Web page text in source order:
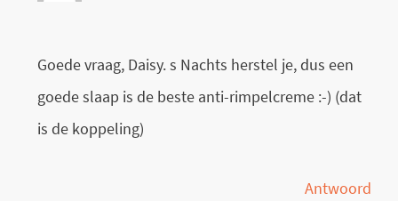
Goede vraag, Daisy. s Nachts herstel je, dus een
goede slaap is de beste anti-rimpelcreme :-) (dat
is de koppeling)
Antwoord